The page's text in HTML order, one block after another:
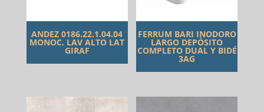
ANDEZ 0186.22.1.04.04
MONOC. LAV ALTO LAT
GIRAF
FERRUM BARI INODORO
LARGO DEPÓSITO
COMPLETO DUAL Y BIDÉ
3AG